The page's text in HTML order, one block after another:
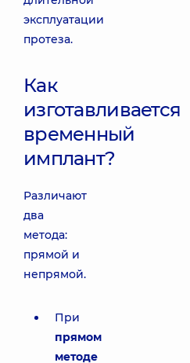
эксплуатации
протеза.
Как
изготавливается
временный
имплант?
Различают
два
метода:
прямой и
непрямой.
При
прямом
методе